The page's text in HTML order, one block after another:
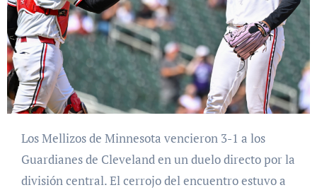
Los Mellizos de Minnesota vencieron 3-1 a los
Guardianes de Cleveland en un duelo directo por la
división central. El cerrojo del encuentro estuvo a